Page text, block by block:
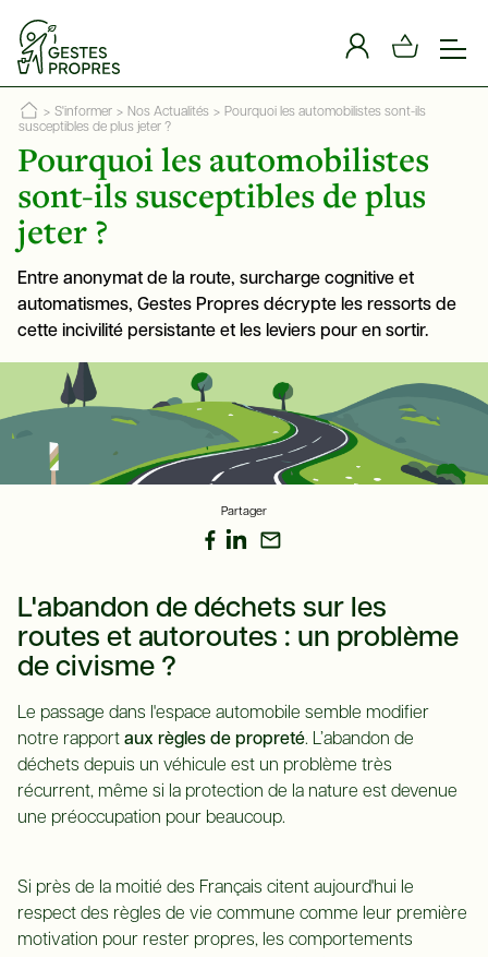
> S'informer > Nos Actualités > Pourquoi les automobilistes sont-ils
susceptibles de plus jeter ?
Pourquoi les automobilistes
sont-ils susceptibles de plus
jeter ?
Entre anonymat de la route, surcharge cognitive et
automatismes, Gestes Propres décrypte les ressorts de
cette incivilité persistante et les leviers pour en sortir.
Partager
L'abandon de déchets sur les
routes et autoroutes : un problème
de civisme ?
Le passage dans l'espace automobile semble modifier
notre rapport aux règles de propreté. L’abandon de
déchets depuis un véhicule est un problème très
récurrent, même si la protection de la nature est devenue
une préoccupation pour beaucoup.
Si près de la moitié des Français citent aujourd'hui le
respect des règles de vie commune comme leur première
motivation pour rester propres, les comportements